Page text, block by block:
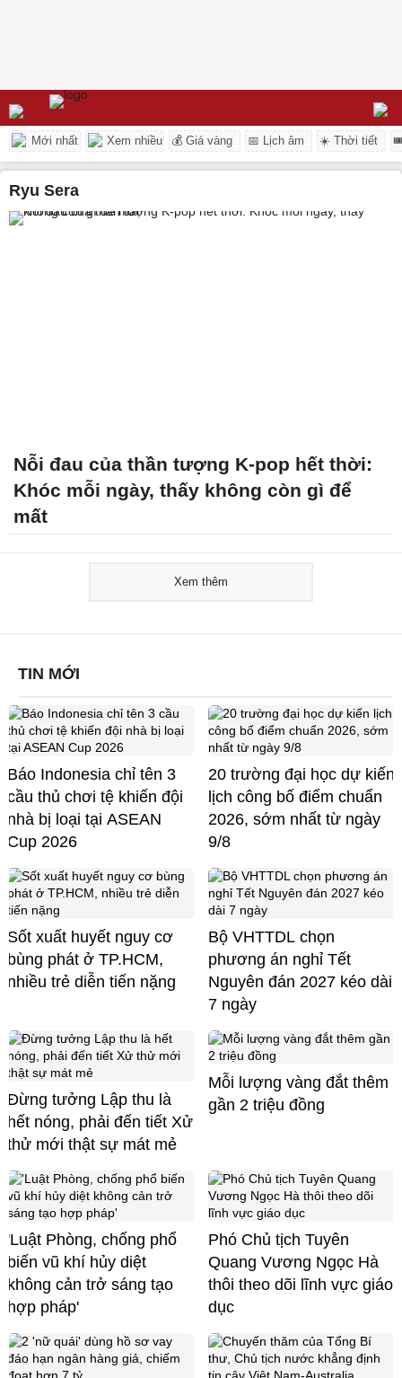
Mới nhất Xem nhiều 💰 Giá vàng 📅 Lịch âm ☀️ Thời tiết
Ryu Sera
Nỗi đau của thần tượng K-pop hết thời:
Khóc mỗi ngày, thấy không còn gì để
mất
Xem thêm
TIN MỚI
Báo Indonesia chỉ tên 3
cầu thủ chơi tệ khiến đội
nhà bị loại tại ASEAN
Cup 2026
20 trường đại học dự kiến
lịch công bố điểm chuẩn
2026, sớm nhất từ ngày
9/8
Sốt xuất huyết nguy cơ
bùng phát ở TP.HCM,
nhiều trẻ diễn tiến nặng
Bộ VHTTDL chọn
phương án nghỉ Tết
Nguyên đán 2027 kéo dài
7 ngày
Đừng tưởng Lập thu là
hết nóng, phải đến tiết Xử
thử mới thật sự mát mẻ
Mỗi lượng vàng đắt thêm
gần 2 triệu đồng
'Luật Phòng, chống phổ
biến vũ khí hủy diệt
không cản trở sáng tạo
hợp pháp'
Phó Chủ tịch Tuyên
Quang Vương Ngọc Hà
thôi theo dõi lĩnh vực giáo
dục